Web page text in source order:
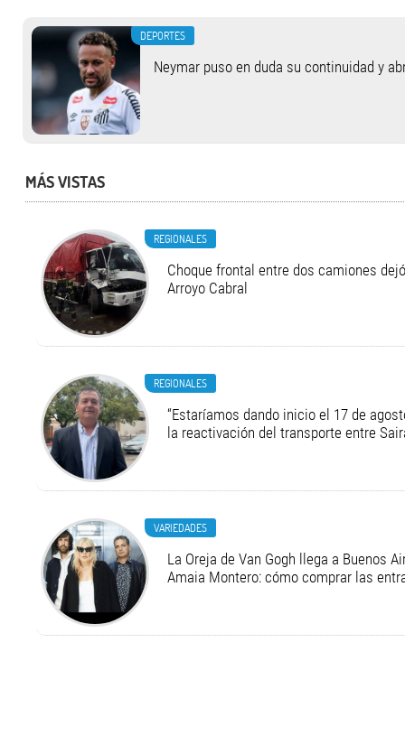
DEPORTES
Neymar puso en duda su continuidad y
MÁS VISTAS
REGIONALES
Choque frontal entre dos camiones
Arroyo Cabral
REGIONALES
“Estaríamos dando inicio el 17 de
la reactivación del transporte entre
VARIEDADES
La Oreja de Van Gogh llega a Buenos
Amaia Montero: cómo comprar las